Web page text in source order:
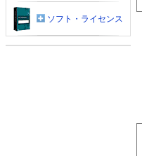
ソフト・ライセンス